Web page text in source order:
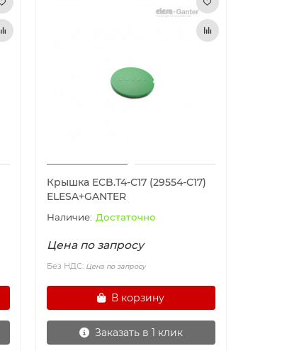
Крышка ECB.T4-C17 (29554-C17)
ELESA+GANTER
Достаточно
Цена по запросу
Без НДС: Цена по запросу
В корзину
Заказать в 1 клик